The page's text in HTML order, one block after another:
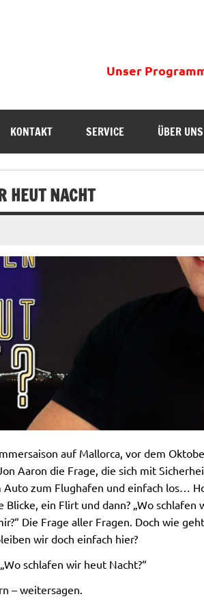
Unser
KONTAKT SERVICE ÜBER UNS
HEUT NACHT
auf Mallorca, vor dem
Aaron die Frage, die sich mit
Auto zum Flughafen und einfach los…
Blicke, ein Flirt und dann? „Wo schlafen
Die Frage aller Fragen. Doch wie
wir doch einfach hier?
schlafen wir heut Nacht?“
– weitersagen.